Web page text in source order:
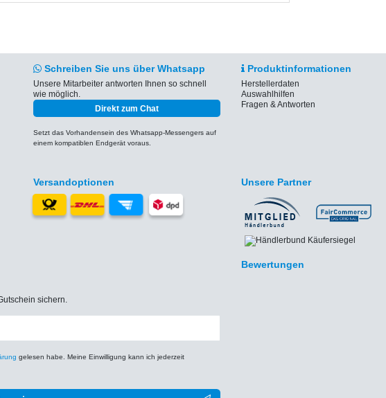
Schreiben Sie uns über Whatsapp
Unsere Mitarbeiter antworten Ihnen so schnell
wie möglich.
Direkt zum Chat
Setzt das Vorhandensein des Whatsapp-Messengers auf
einem kompatiblen Endgerät voraus.
Produktinformationen
Herstellerdaten
Auswahlhilfen
Fragen & Antworten
Versandoptionen Unsere Partner
sichern.
gelesen habe. Meine Einwilligung kann ich jederzeit
Bewertungen